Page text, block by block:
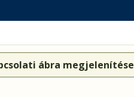
ábra megjelenítése